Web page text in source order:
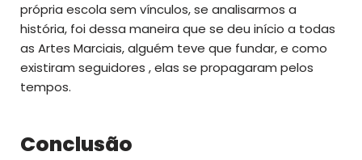
própria escola sem vínculos, se analisarmos a
história, foi dessa maneira que se deu início a todas
as Artes Marciais, alguém teve que fundar, e como
existiram seguidores , elas se propagaram pelos
tempos.
Conclusão